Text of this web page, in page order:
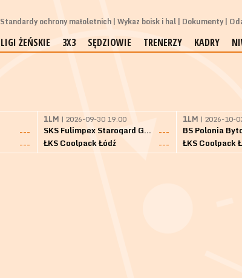
Standardy ochrony małoletnich Wykaz boisk i hal Dokumenty
LIGI ŻEŃSKIE 3X3 SĘDZIOWIE TRENERZY KADRY
---
---
1LM | 2026-09-30 19:00
SKS Fulimpex Starogard Gdański
---
ŁKS Coolpack Łódź
---
1LM | 2026-10-
BS Polonia
ŁKS Coolpack